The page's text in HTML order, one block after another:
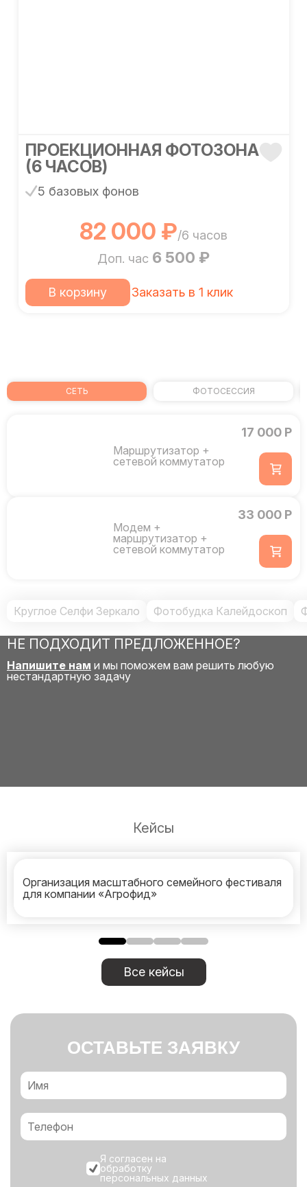
ПРОЕКЦИОННАЯ ФОТОЗОНА
(6 ЧАСОВ)
5 базовых фонов
82 000 ₽/6 часов
Доп. час 6 500 ₽
В корзину Заказать в 1 клик
СЕТЬ ФОТОСЕССИЯ
Маршрутизатор +
сетевой коммутатор
17 000 Р
Модем +
маршрутизатор +
сетевой коммутатор
33 000 Р
Круглое Селфи Зеркало Фотобудка Калейдоскоп
НЕ ПОДХОДИТ ПРЕДЛОЖЕННОЕ?
Напишите нам и мы поможем вам решить любую
нестандартную задачу
Кейсы
Организация масштабного семейного фестиваля
для компании «Агрофид»
Все кейсы
ОСТАВЬТЕ ЗАЯВКУ
Я согласен на
обработку
персональных данных